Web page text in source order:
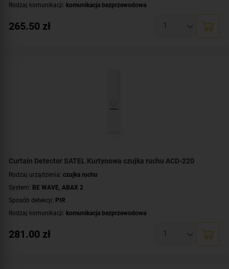
Rodzaj komunikacji: komunikacja bezprzewodowa
Zasilanie:bateryjne
265.50 zł
Curtain Detector SATEL Kurtynowa czujka ruchu ACD-220
Rodzaj urządzenia: czujka ruchu
System: BE WAVE ABAX 2
Sposób detekcji: PIR
Rodzaj komunikacji: komunikacja bezprzewodowa
Zasilanie:bateryjne
281.00 zł